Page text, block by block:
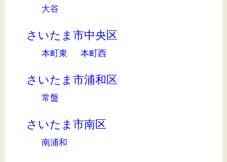
大谷
さいたま市中央区
本町東 本町西
さいたま市浦和区
常盤
さいたま市南区
南浦和